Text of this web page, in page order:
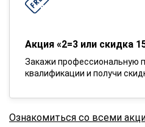
Акция «2=3 или скидка
Закажи профессиональную
квалификации и получи
Ознакомиться со всеми